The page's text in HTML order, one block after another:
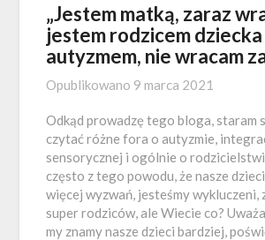
„Jestem matką, zaraz
jestem rodzicem dziecka
autyzmem, nie wracam
Opublikowano 9 marca 2021
Odkąd prowadzę tego bloga, staram
czytać różne fora o autyzmie,
sensorycznej i ogólnie o
często z tego powodu, że nasze
więcej wyzwań, jesteśmy wykluczeni,
super rodziców, ale Wiecie co?
my znamy nasze dzieci bardziej,